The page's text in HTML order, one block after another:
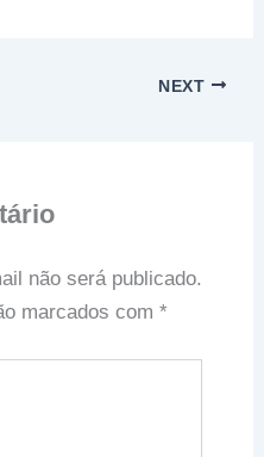
NEXT
não será publicado.
marcados com *